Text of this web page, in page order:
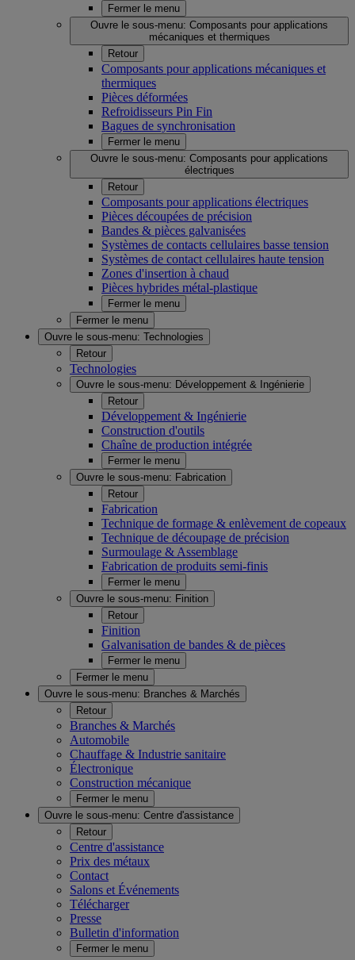
Fermer le menu
Ouvre le sous-menu: Composants pour applications
mécaniques et thermiques
Retour
Composants pour applications mécaniques et
thermiques
Pièces déformées
Refroidisseurs Pin Fin
Bagues de synchronisation
Fermer le menu
Ouvre le sous-menu: Composants pour applications
électriques
Retour
Composants pour applications électriques
Pièces découpées de précision
Bandes & pièces galvanisées
Systèmes de contacts cellulaires basse tension
Systèmes de contact cellulaires haute tension
Zones d'insertion à chaud
Pièces hybrides métal-plastique
Fermer le menu
Fermer le menu
Ouvre le sous-menu: Technologies
Retour
Technologies
Ouvre le sous-menu: Développement & Ingénierie
Retour
Développement & Ingénierie
Construction d'outils
Chaîne de production intégrée
Fermer le menu
Ouvre le sous-menu: Fabrication
Retour
Fabrication
Technique de formage & enlèvement de copeaux
Technique de découpage de précision
Surmoulage & Assemblage
Fabrication de produits semi-finis
Fermer le menu
Ouvre le sous-menu: Finition
Retour
Finition
Galvanisation de bandes & de pièces
Fermer le menu
Fermer le menu
Ouvre le sous-menu: Branches & Marchés
Retour
Branches & Marchés
Automobile
Chauffage & Industrie sanitaire
Électronique
Construction mécanique
Fermer le menu
Ouvre le sous-menu: Centre d'assistance
Retour
Centre d'assistance
Prix des métaux
Contact
Salons et Événements
Télécharger
Presse
Bulletin d'information
Fermer le menu